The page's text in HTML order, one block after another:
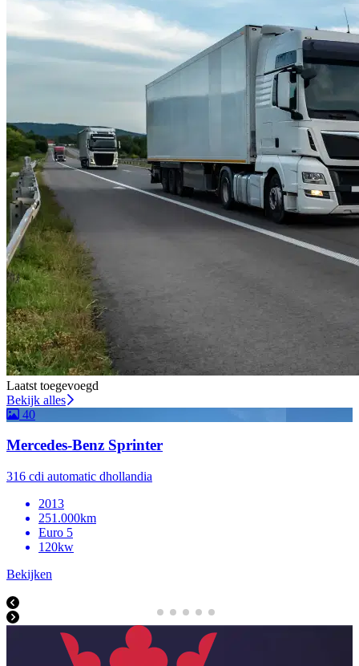
Laatst toegevoegd
Bekijk alles
40
Mercedes-Benz Sprinter
316 cdi automatic dhollandia
2013
251.000km
Euro 5
120kw
Bekijken